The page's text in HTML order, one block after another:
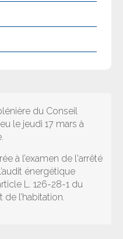
du Conseil
le jeudi 17 mars à
à l’examen de l'arrêté
énergétique
L. 126-28-1 du
l’habitation.